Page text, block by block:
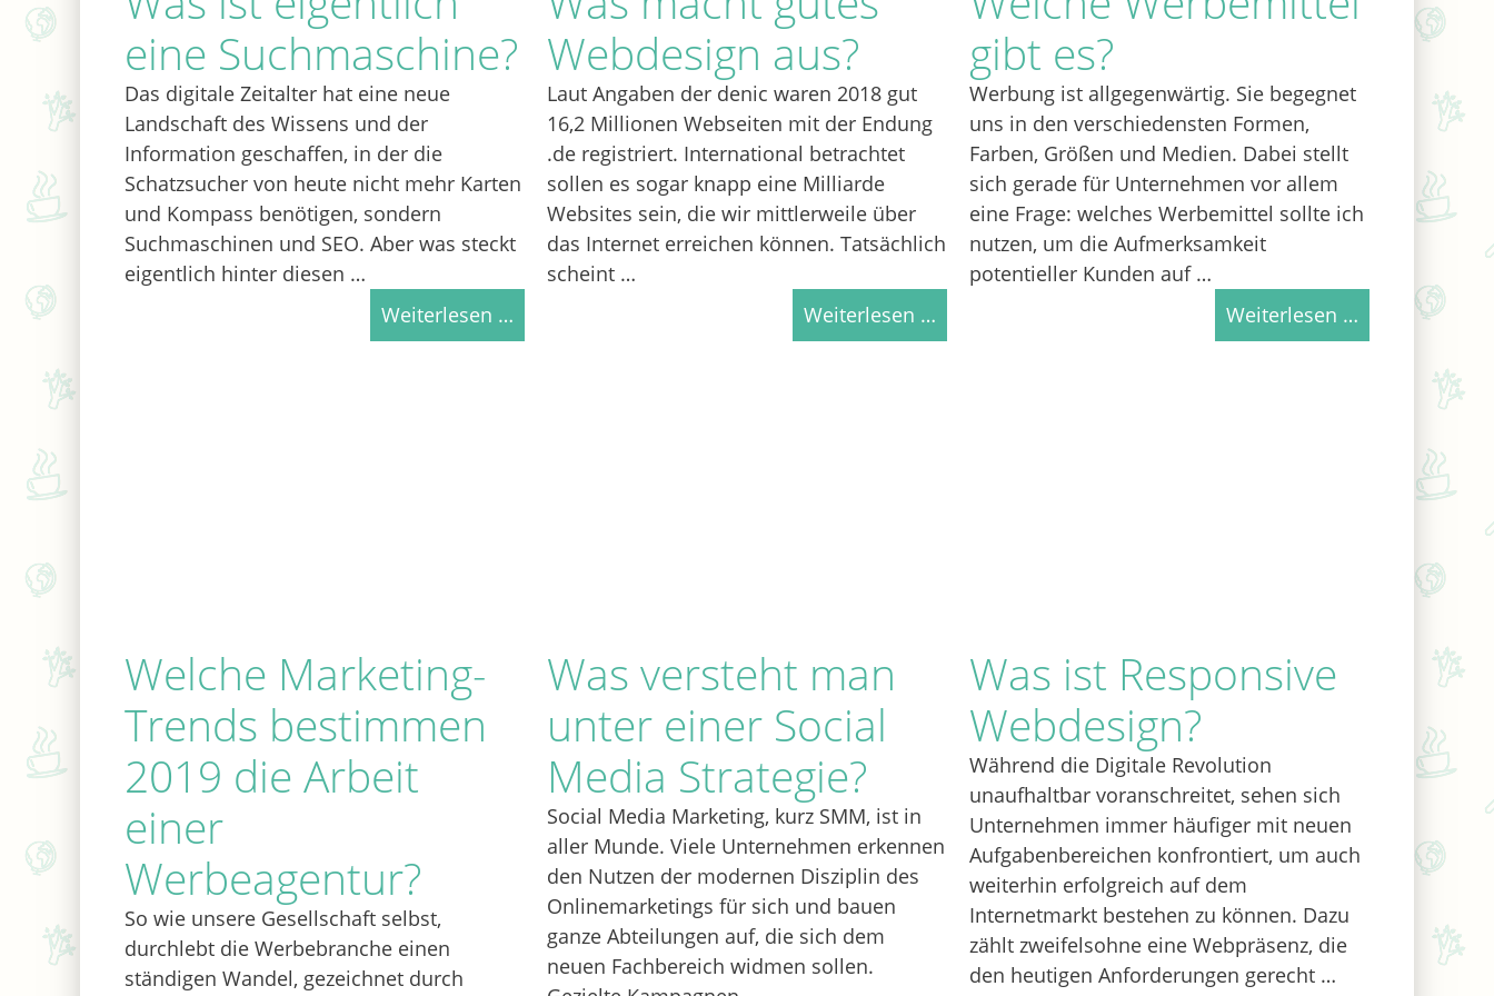
eine Suchmaschine?
Das digitale Zeitalter hat eine neue
Landschaft des Wissens und der
Information geschaffen, in der die
Schatzsucher von heute nicht mehr Karten
und Kompass benötigen, sondern
Suchmaschinen und SEO. Aber was steckt
eigentlich hinter diesen …
Weiterlesen …
Webdesign aus?
Laut Angaben der denic waren 2018 gut
16,2 Millionen Webseiten mit der Endung
.de registriert. International betrachtet
sollen es sogar knapp eine Milliarde
Websites sein, die wir mittlerweile über
das Internet erreichen können. Tatsächlich
scheint …
Weiterlesen …
gibt es?
Werbung ist allgegenwärtig. Sie begegnet
uns in den verschiedensten Formen,
Farben, Größen und Medien. Dabei stellt
sich gerade für Unternehmen vor allem
eine Frage: welches Werbemittel sollte ich
nutzen, um die Aufmerksamkeit
potentieller Kunden auf …
Weiterlesen …
Welche Marketing-
Trends bestimmen
2019 die Arbeit
einer
Werbeagentur?
So wie unsere Gesellschaft selbst,
durchlebt die Werbebranche einen
ständigen Wandel, gezeichnet durch
Was versteht man
unter einer Social
Media Strategie?
Social Media Marketing, kurz SMM, ist in
aller Munde. Viele Unternehmen erkennen
den Nutzen der modernen Disziplin des
Onlinemarketings für sich und bauen
ganze Abteilungen auf, die sich dem
neuen Fachbereich widmen sollen.
Was ist Responsive
Webdesign?
Während die Digitale Revolution
unaufhaltbar voranschreitet, sehen sich
Unternehmen immer häufiger mit neuen
Aufgabenbereichen konfrontiert, um auch
weiterhin erfolgreich auf dem
Internetmarkt bestehen zu können. Dazu
zählt zweifelsohne eine Webpräsenz, die
den heutigen Anforderungen gerecht …